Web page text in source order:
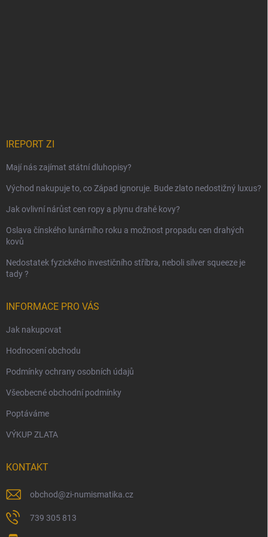
IREPORT ZI
Mají nás zajímat státní dluhopisy?
Východ nakupuje to, co Západ ignoruje. Bude zlato nedostižný luxus?
Jak ovlivní nárůst cen ropy a plynu drahé kovy?
Oslava čínského lunárního roku a možnost propadu cen drahých
kovů
Nedostatek fyzického investičního stříbra, neboli silver squeeze je
tady ?
INFORMACE PRO VÁS
Jak nakupovat
Hodnocení obchodu
Podmínky ochrany osobních údajů
Všeobecné obchodní podmínky
Poptáváme
VÝKUP ZLATA
KONTAKT
obchod@zi-numismatika.cz
739 305 813